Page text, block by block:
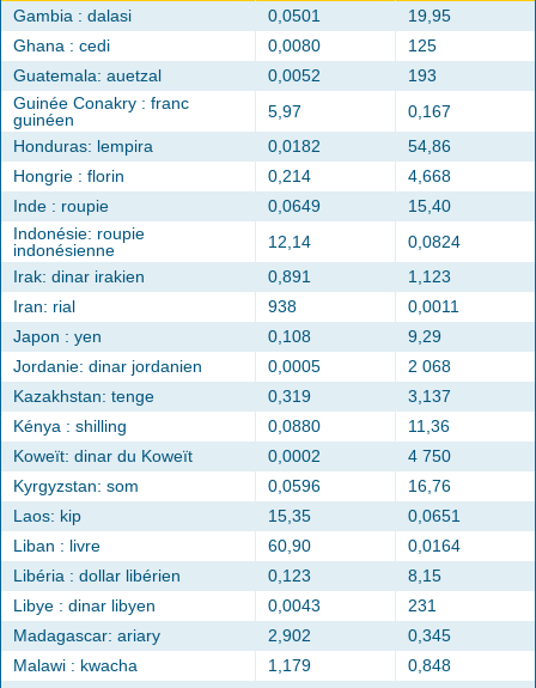
Gambia : dalasi
0,0501
19,95
Ghana : cedi
0,0080
125
Guatemala: auetzal
0,0052
193
Guinée Conakry : franc
guinéen
5,97
0,167
Honduras: lempira
0,0182
54,86
Hongrie : florin
0,214
4,668
Inde : roupie
0,0649
15,40
Indonésie: roupie
indonésienne
12,14
0,0824
Irak: dinar irakien
0,891
1,123
Iran: rial
938
0,0011
Japon : yen
0,108
9,29
Jordanie: dinar jordanien
0,0005
2 068
Kazakhstan: tenge
0,319
3,137
Kénya : shilling
0,0880
11,36
Koweït: dinar du Koweït
0,0002
4 750
Kyrgyzstan: som
0,0596
16,76
Laos: kip
15,35
0,0651
Liban : livre
60,90
0,0164
Libéria : dollar libérien
0,123
8,15
Libye : dinar libyen
0,0043
231
Madagascar: ariary
2,902
0,345
Malawi : kwacha
1,179
0,848